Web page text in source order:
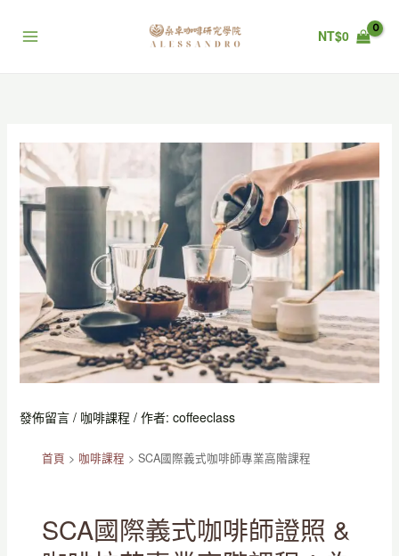
NT$0
發佈留言 / 咖啡課程 / 作者: coffeeclass
首頁 > 咖啡課程 > SCA國際義式咖啡師專業高階課程
SCA國際義式咖啡師證照 &